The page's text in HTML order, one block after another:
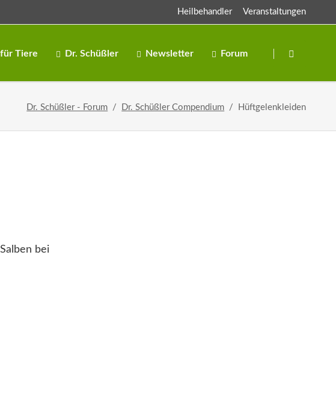
Heilbehandler Veranstaltungen
überspringen
Tiere Dr. Schüßler
Salben
Newsletter Forum
Dr. Schüßler - Forum Dr. Schüßler Compendium Hüftgelenkleiden
bei